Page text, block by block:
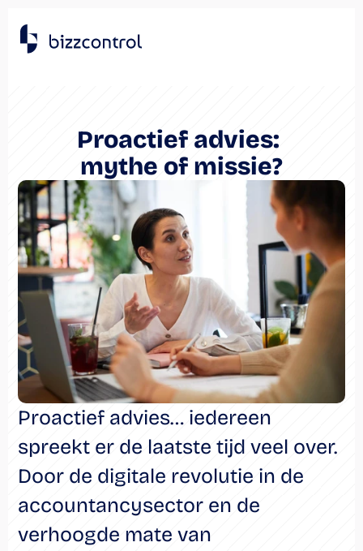
Proactief advies:
mythe of missie?
Proactief advies… iedereen
spreekt er de laatste tijd veel over.
Door de digitale revolutie in de
accountancysector en de
verhoogde mate van